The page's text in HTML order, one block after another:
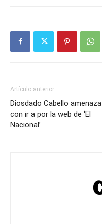
Artículo anterior
Diosdado Cabello amenaza
con ir a por la web de ‘El
Nacional’